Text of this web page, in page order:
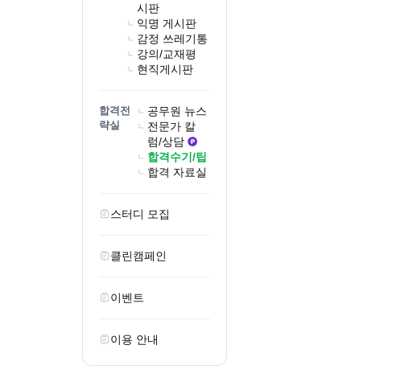
시판
익명 게시판
감정 쓰레기통
강의/교재평
현직게시판
합격전
략실
공무원 뉴스
전문가 칼
럼/상담
합격수기/팁
합격 자료실
스터디 모집
클린캠페인
이벤트
이용 안내